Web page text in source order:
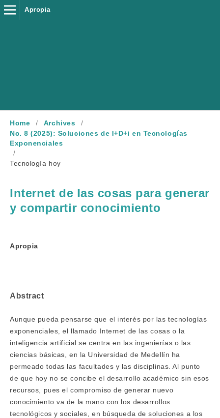
Apropia
Home / Archives
/
No. 8 (2025): Soluciones de I+D+i en Tecnologías
Exponenciales
/
Tecnología hoy
Internet de las cosas para generar
y compartir conocimiento
Apropia
Abstract
Aunque pueda pensarse que el interés por las tecnologías
exponenciales, el llamado Internet de las cosas o la
inteligencia artificial se centra en las ingenierías o las
ciencias básicas, en la Universidad de Medellín ha
permeado todas las facultades y las disciplinas. Al punto
de que hoy no se concibe el desarrollo académico sin esos
recursos, pues el compromiso de generar nuevo
conocimiento va de la mano con los desarrollos
tecnológicos y sociales, en búsqueda de soluciones a los